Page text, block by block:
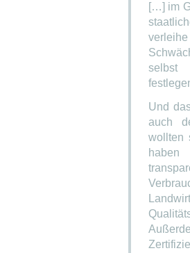
[…] im
selbst
Und
auch
wollten